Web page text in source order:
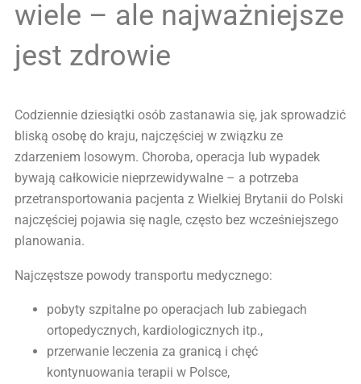
wiele – ale najważniejsze
jest zdrowie
Codziennie dziesiątki osób zastanawia się, jak sprowadzić
bliską osobę do kraju, najczęściej w związku ze
zdarzeniem losowym. Choroba, operacja lub wypadek
bywają całkowicie nieprzewidywalne – a potrzeba
przetransportowania pacjenta z Wielkiej Brytanii do Polski
najczęściej pojawia się nagle, często bez wcześniejszego
planowania.
Najczęstsze powody transportu medycznego:
pobyty szpitalne po operacjach lub zabiegach
ortopedycznych, kardiologicznych itp.,
przerwanie leczenia za granicą i chęć
kontynuowania terapii w Polsce,